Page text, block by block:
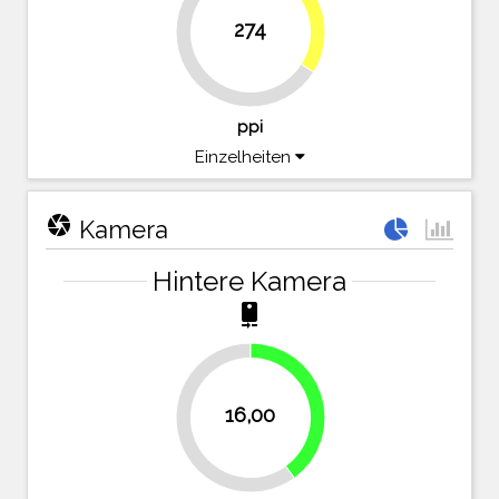
274
66%
34%
ppi
Einzelheiten
camera Kamera
Hintere Kamera
camera_rear
16,00
60%
40%